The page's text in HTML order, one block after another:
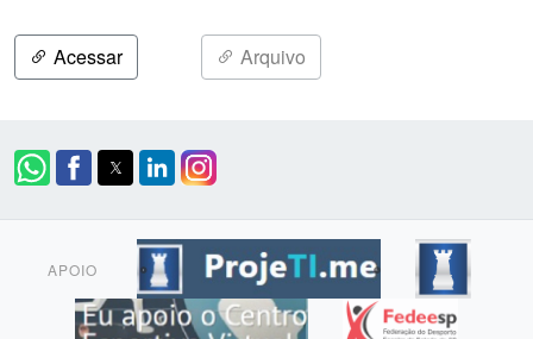
Acessar Arquivo
APOIO